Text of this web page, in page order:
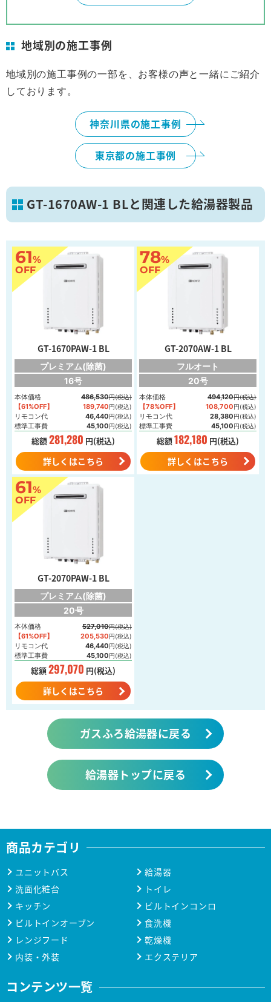
横浜市
葛飾区
画像を拡大
地域別の施工事例
地域別の施工事例の一部を、お客様の声と一緒にご紹介
しております。
神奈川県の施工事例
東京都の施工事例
GT-1670AW-1 BLと関連した給湯器製品
61%
OFF
GT-1670PAW-1 BL
プレミアム(除菌)
16号
本体価格 486,530円(税込)
【61%OFF】 189,740円(税込)
リモコン代 46,440円(税込)
標準工事費 45,100円(税込)
総額281,280 円(税込)
詳しくはこちら
78%
OFF
GT-2070AW-1 BL
フルオート
20号
本体価格 494,120円(税込)
【78%OFF】 108,700円(税込)
リモコン代 28,380円(税込)
標準工事費 45,100円(税込)
総額182,180 円(税込)
詳しくはこちら
61%
OFF
GT-2070PAW-1 BL
プレミアム(除菌)
20号
本体価格 527,010円(税込)
【61%OFF】 205,530円(税込)
リモコン代 46,440円(税込)
標準工事費 45,100円(税込)
総額297,070 円(税込)
詳しくはこちら
ガスふろ給湯器に戻る
給湯器トップに戻る
商品カテゴリ
ユニットバス
給湯器
洗面化粧台
トイレ
キッチン
ビルトインコンロ
ビルトインオーブン
食洗機
レンジフード
乾燥機
内装・外装
エクステリア
コンテンツ一覧